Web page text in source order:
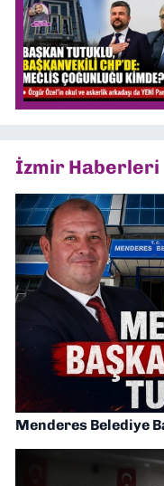
İzmir Haberleri
Menderes Belediye